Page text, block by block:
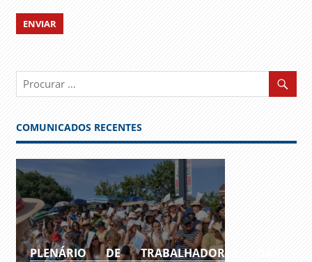
COMUNICADOS RECENTES
PLENÁRIO DE TRABALHADORES DAS